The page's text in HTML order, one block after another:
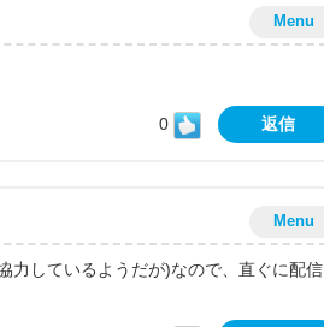
Menu
0 返信
Menu
力しているようだが)なので、直ぐに配信